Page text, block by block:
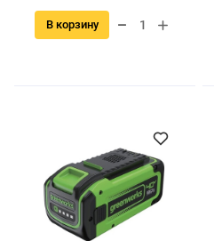
В корзину